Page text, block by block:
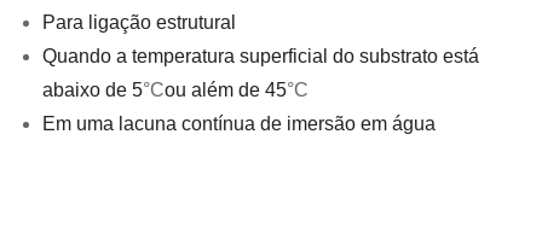
Para ligação estrutural
Quando a temperatura superficial do substrato está
abaixo de 5°Cou além de 45°C
Em uma lacuna contínua de imersão em água